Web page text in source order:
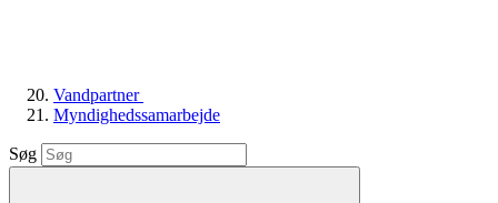
Vandpartner
Myndighedssamarbejde
Søg